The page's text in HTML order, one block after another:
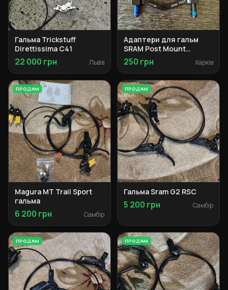
Гальма Trickstuff
Direttissima C41
22 000 грн Львів
Адаптери для гальм
SRAM Post Mount
Bracket +20 мм
250 грн Харків
ПРОДАМ
Magura MT Trail Sport
гальма
6 200 грн Самбір
ПРОДАМ
Гальма Sram G2 RSC
5 200 грн Самбір
ПРОДАМ ПРОДАМ